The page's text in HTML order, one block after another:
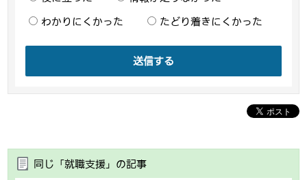
わかりにくかった たどり着きにくかった
送信する
同じ「就職支援」の記事